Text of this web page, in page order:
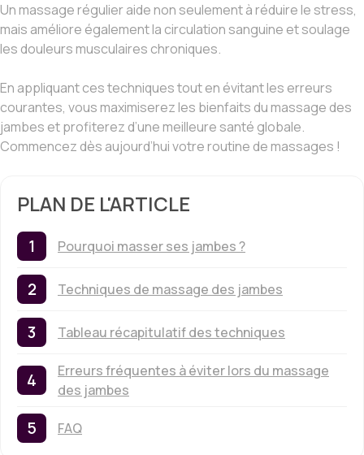
Un massage régulier aide non seulement à réduire le stress,
mais améliore également la circulation sanguine et soulage
les douleurs musculaires chroniques.
En appliquant ces techniques tout en évitant les erreurs
courantes, vous maximiserez les bienfaits du massage des
jambes et profiterez d’une meilleure santé globale.
Commencez dès aujourd’hui votre routine de massages !
PLAN DE L'ARTICLE
Pourquoi masser ses jambes ?
Techniques de massage des jambes
Tableau récapitulatif des techniques
Erreurs fréquentes à éviter lors du massage
des jambes
FAQ